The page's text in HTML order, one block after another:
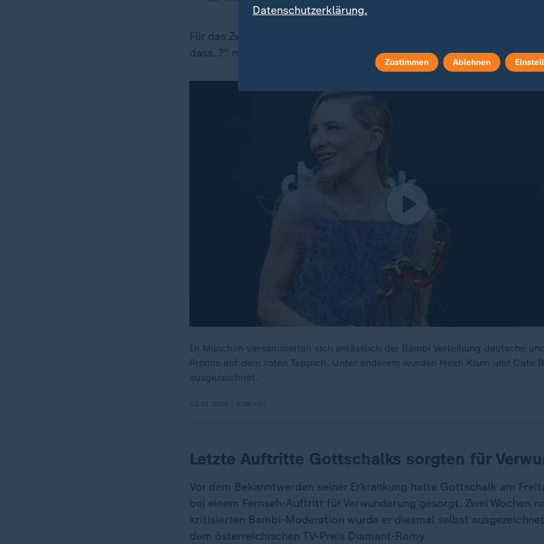
Für das Zweite hat Gottschalk mehr als 150 Mal die Samstagabend-
dass..?" moderiert - und wurde zum Publikumsliebling von Millionen.
In München versammelten sich anlässlich der Bambi Verleihung deutsche
Promis auf dem roten Teppich. Unter anderem wurden Heidi Klum und Cate
ausgezeichnet.
Letzte Auftritte Gottschalks sorgten für
Vor dem Bekanntwerden seiner Erkrankung hatte Gottschalk am
bei einem Fernseh-Auftritt für Verwunderung gesorgt. Zwei Wochen
kritisierten Bambi-Moderation wurde er diesmal selbst
dem österreichischen TV-Preis Diamant-Romy.
Datenschutzerklärung.
Zustimmen Ablehnen